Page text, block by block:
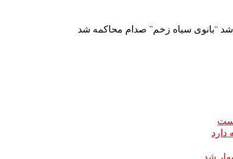
“بانوی سیاه زخم” صدام محاکمه شد
دارد